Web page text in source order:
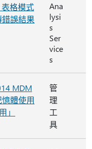
表格模式
誤結果
Ana
lysi
s
Ser
vice
s
MDM
憶體使用
」
管
理
工
具